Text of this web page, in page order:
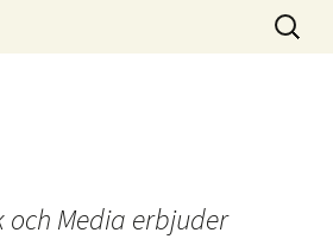
och Media
och höras
Sök
efter:
och Media erbjuder